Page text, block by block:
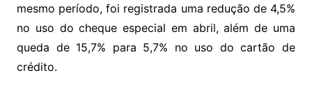
mesmo período, foi registrada uma redução de 4,5%
no uso do cheque especial em abril, além de uma
queda de 15,7% para 5,7% no uso do cartão de
crédito.